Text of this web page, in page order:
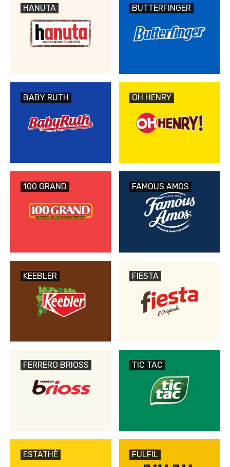
HANUTA BUTTERFINGER
BABY RUTH OH HENRY
100 GRAND FAMOUS AMOS
KEEBLER FIESTA
FERRERO BRIOSS TIC TAC
ESTATHÈ FULFIL